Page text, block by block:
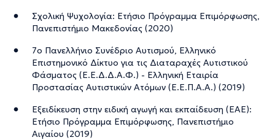
Σχολική Ψυχολογία: Ετήσιο Πρόγραμμα Επιμόρφωσης,
Πανεπιστήμιο Μακεδονίας (2020)
7ο Πανελλήνιο Συνέδριο Αυτισμού, Ελληνικό
Επιστημονικό Δίκτυο για τις Διαταραχές Αυτιστικού
Φάσματος (Ε.Ε.Δ.Δ.Α.Φ.) - Ελληνική Εταιρία
Προστασίας Αυτιστικών Ατόμων (Ε.Ε.Π.Α.Α.) (2019)
Εξειδίκευση στην ειδική αγωγή και εκπαίδευση (ΕΑΕ):
Ετήσιο Πρόγραμμα Επιμόρφωσης, Πανεπιστήμιο
Αιγαίου (2019)